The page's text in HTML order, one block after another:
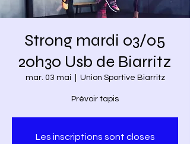
Strong mardi 03/05
20h30 Usb de Biarritz
mar. 03 mai Union Sportive Biarritz
Prévoir tapis
Les inscriptions sont closes